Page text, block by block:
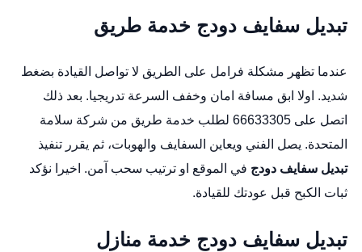
تبديل سفايف دودج خدمة طريق
عندما تظهر مشكلة فرامل على الطريق لا تواصل القيادة بضغط
شديد. اولا ابق مسافة امان وخفف السرعة تدريجيا. بعد ذلك
اتصل على 66633305 لطلب خدمة طريق من شركة سلامة
المتحدة. يصل الفني ويعاين السفايف والهوبات، ثم يقرر تنفيذ
تبديل سفايف دودج في الموقع او ترتيب سحب آمن. اخيرا نؤكد
ثبات الكبح قبل عودتك للقيادة.
تبديل سفايف دودج خدمة منازل